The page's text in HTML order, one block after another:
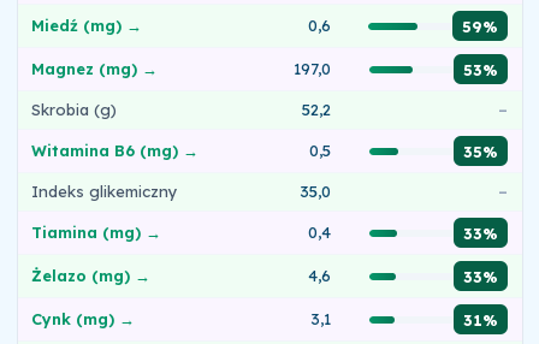
Miedź (mg) → 0,6 59%
Magnez (mg) → 197,0 53%
Skrobia (g) 52,2 –
Witamina B6 (mg) → 0,5 35%
Indeks glikemiczny 35,0 –
Tiamina (mg) → 0,4 33%
Żelazo (mg) → 4,6 33%
Cynk (mg) → 3,1 31%